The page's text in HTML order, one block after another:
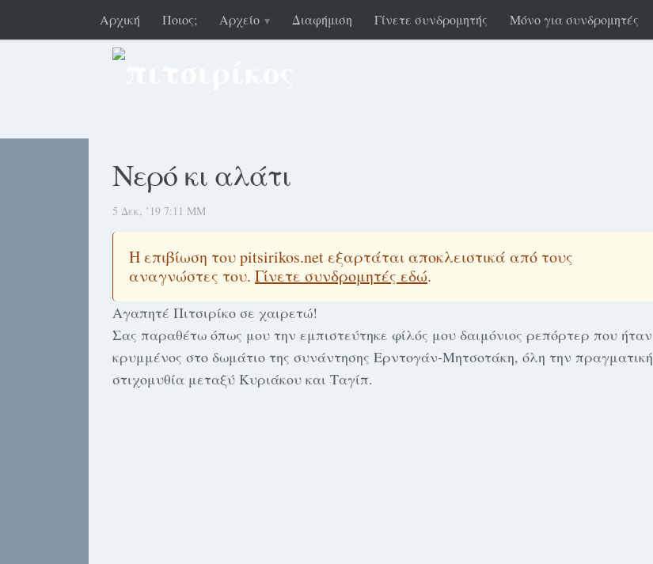
Αρχική Ποιος; Αρχείο Διαφήμιση Γίνετε συνδρομητής Μόνο για συνδρομητές
Νερό κι αλάτι
5 Δεκ, ’19 7:11 ΜΜ
Η επιβίωση του pitsirikos.net εξαρτάται αποκλειστικά από τους
αναγνώστες του. Γίνετε συνδρομητές εδώ.
Αγαπητέ Πιτσιρίκο σε χαιρετώ!
Σας παραθέτω όπως μου την εμπιστεύτηκε φίλός μου δαιμόνιος ρεπόρτερ που ήταν
κρυμμένος στο δωμάτιο της συνάντησης Ερντογάν-Μητσοτάκη, όλη την πραγματική
στιχομυθία μεταξύ Κυριάκου και Ταγίπ.